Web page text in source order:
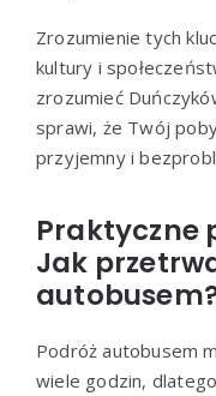
Zrozumienie tych
kultury i
zrozumieć
sprawi, że Twój
przyjemny i
Praktyczne
Jak
Podróż autobusem
wiele godzin,